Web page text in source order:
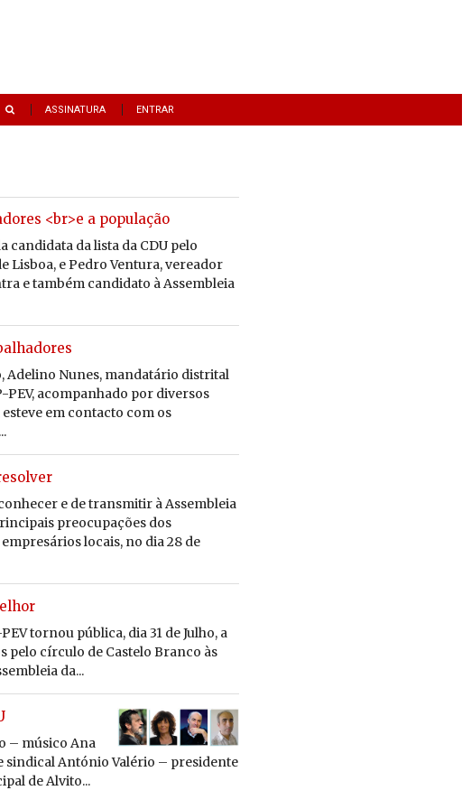
ASSINATURA ENTRAR
<br>e a população
candidata da lista da CDU pelo
Lisboa, e Pedro Ventura, vereador
e também candidato à Assembleia
Adelino Nunes, mandatário distrital
PEV, acompanhado por diversos
esteve em contacto com os
e de transmitir à Assembleia
preocupações dos
locais, no dia 28 de
tornou pública, dia 31 de Julho, a
pelo círculo de Castelo Branco às
da...
– músico Ana
sindical António Valério – presidente
de Alvito...